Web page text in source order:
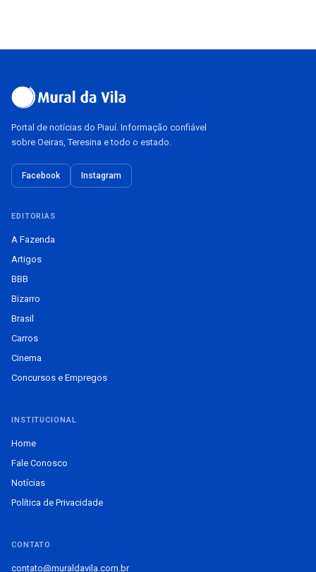
Portal de notícias do Piauí. Informação confiável
sobre Oeiras, Teresina e todo o estado.
Facebook Instagram
EDITORIAS
A Fazenda
Artigos
BBB
Bizarro
Brasil
Carros
Cinema
Concursos e Empregos
INSTITUCIONAL
Home
Fale Conosco
Notícias
Política de Privacidade
CONTATO
contato@muraldavila.com.br